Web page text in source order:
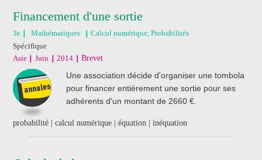
Financement d'une sortie
3e Mathématiques
Calcul numérique, Probabilités
Spécifique
Asie
Juin 2014 Brevet
Une association décide d'organiser une tombola
pour financer entièrement une sortie pour ses
adhérents d'un montant de 2660 €.
probabilité | calcul numérique | équation | inéquation